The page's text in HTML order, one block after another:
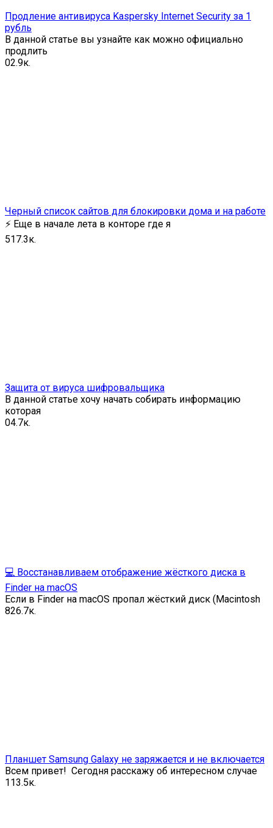
Продление антивируса Kaspersky Internet Security за 1
рубль
В данной статье вы узнайте как можно официально
продлить
02.9к.
Черный список сайтов для блокировки дома и на работе
⚡️ Еще в начале лета в конторе где я
517.3к.
Защита от вируса шифровальщика
В данной статье хочу начать собирать информацию
которая
04.7к.
💻 Восстанавливаем отображение жёсткого диска в
Finder на macOS
Если в Finder на macOS пропал жёсткий диск (Macintosh
826.7к.
Планшет Samsung Galaxy не заряжается и не включается
Всем привет! Сегодня расскажу об интересном случае
1 13.5к.